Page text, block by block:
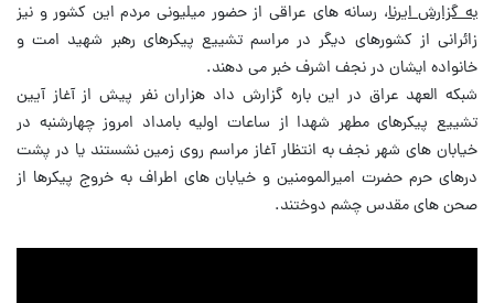
به گزارش ایرنا، رسانه های عراقی از حضور میلیونی مردم این کشور و نیز
زائرانی از کشورهای دیگر در مراسم تشییع پیکرهای رهبر شهید امت و
خانواده ایشان در نجف اشرف خبر می دهند.
شبکه العهد عراق در این باره گزارش داد هزاران نفر پیش از آغاز آیین
تشییع پیکرهای مطهر شهدا از ساعات اولیه بامداد امروز چهارشنبه در
خیابان های شهر نجف به انتظار آغاز مراسم روی زمین نشستند یا در پشت
درهای حرم حضرت امیرالمومنین و خیابان های اطراف به خروج پیکرها از
صحن های مقدس چشم دوختند.